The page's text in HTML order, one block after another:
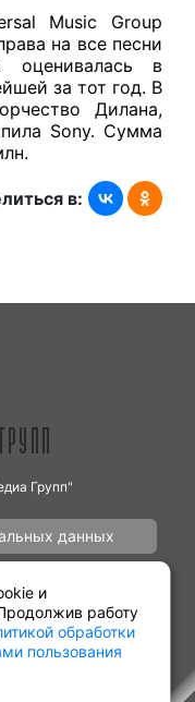
Music Group
на все песни
оценивалась в
за тот год. В
Дилана,
Sony. Сумма
в:
Групп"
данных
и
работу
обработки
пользования